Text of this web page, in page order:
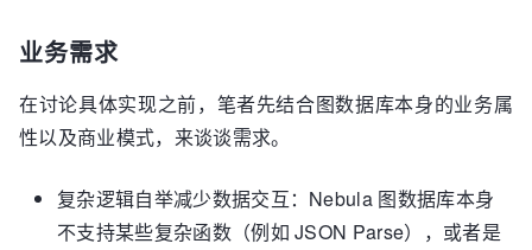
业务需求
在讨论具体实现之前，笔者先结合图数据库本身的业务属
性以及商业模式，来谈谈需求。
复杂逻辑自举减少数据交互：Nebula 图数据库本身
不支持某些复杂函数（例如 JSON Parse），或者是